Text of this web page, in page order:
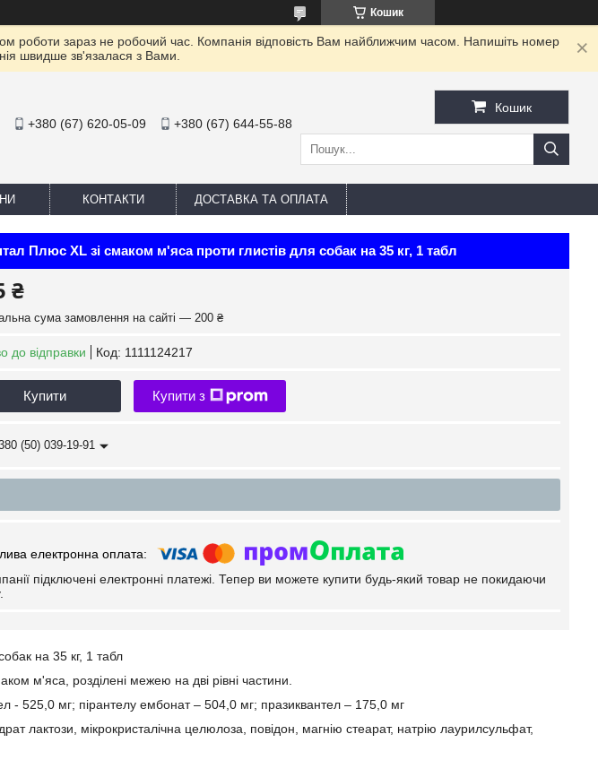
Кошик
роботи зараз не робочий час. Компанія відповість Вам найближчим часом. Напишіть номер
швидше зв'язалася з Вами.
+380 (67) 620-05-09 +380 (67) 644-55-88
Кошик
КОНТАКТИ ДОСТАВКА ТА ОПЛАТА
Плюс XL зі смаком м'яса проти глистів для собак на 35 кг, 1 табл
₴
сума замовлення на сайті — 200 ₴
до відправки Код: 1111124217
Купити Купити з
(50) 039-19-91
підключені електронні платежі. Тепер ви можете купити будь-який товар не покидаючи
на 35 кг, 1 табл
м'яса, розділені межею на дві рівні частини.
- 525,0 мг; пірантелу ембонат – 504,0 мг; празиквантел – 175,0 мг
лактози, мікрокристалічна целюлоза, повідон, магнію стеарат, натрію лаурилсульфат,